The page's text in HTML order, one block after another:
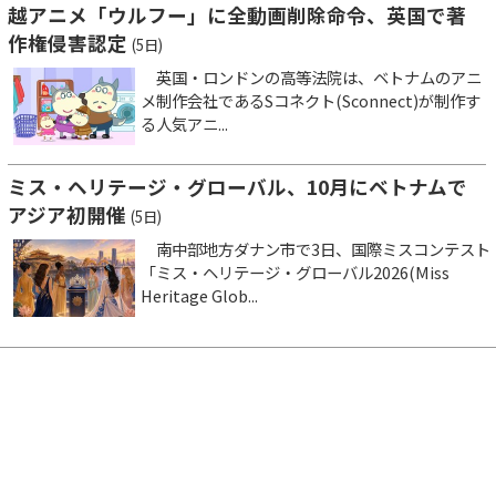
越アニメ「ウルフー」に全動画削除命令、英国で著
作権侵害認定 (5日)
英国・ロンドンの高等法院は、ベトナムのアニ
メ制作会社であるSコネクト(Sconnect)が制作す
る人気アニ...
ミス・ヘリテージ・グローバル、10月にベトナムで
アジア初開催 (5日)
南中部地方ダナン市で3日、国際ミスコンテスト
「ミス・ヘリテージ・グローバル2026(Miss
Heritage Glob...